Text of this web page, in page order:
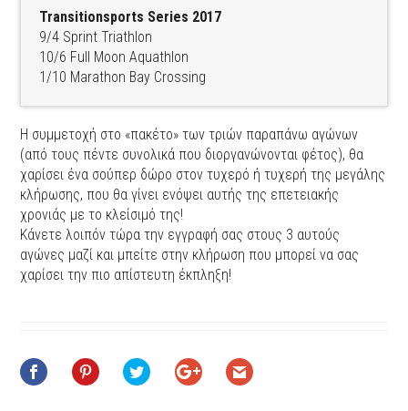
Transitionsports Series 2017
9/4 Sprint Triathlon
10/6 Full Moon Aquathlon
1/10 Marathon Bay Crossing
Η συμμετοχή στο «πακέτο» των τριών παραπάνω αγώνων
(από τους πέντε συνολικά που διοργανώνονται φέτος), θα
χαρίσει ένα σούπερ δώρο στον τυχερό ή τυχερή της μεγάλης
κλήρωσης, που θα γίνει ενόψει αυτής της επετειακής
χρονιάς με το κλείσιμό της!
Κάνετε λοιπόν τώρα την εγγραφή σας στους 3 αυτούς
αγώνες μαζί και μπείτε στην κλήρωση που μπορεί να σας
χαρίσει την πιο απίστευτη έκπληξη!